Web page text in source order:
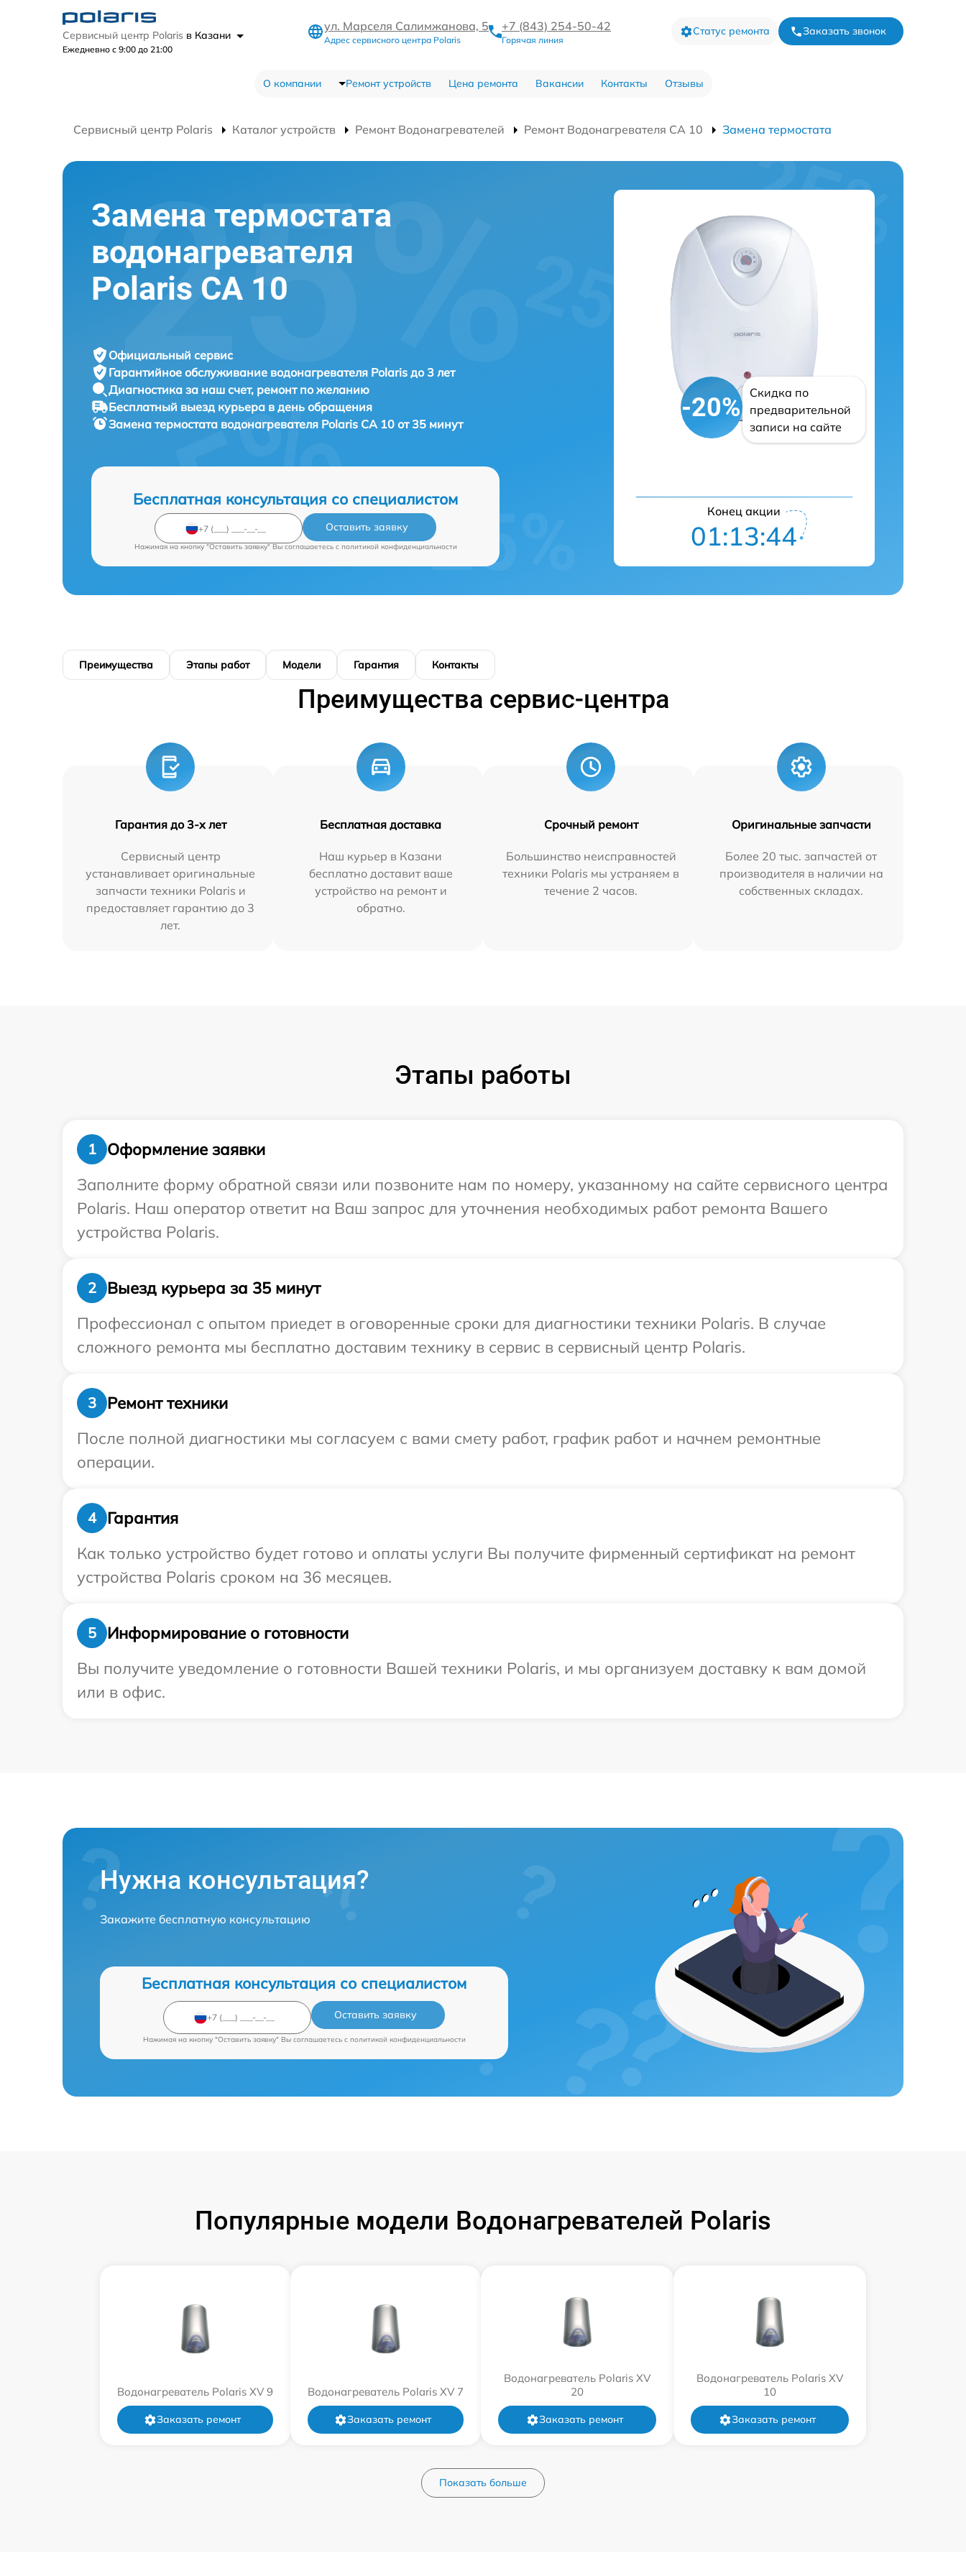
Сервисный центр Polaris в Казани
Ежедневно с 9:00 до 21:00
ул. Марселя Салимжанова, 5
Адрес сервисного центра Polaris
+7 (843) 254-50-42
Горячая линия
Статус ремонта Заказать звонок
О компании Ремонт устройств Цена ремонта Вакансии Контакты Отзывы
Сервисный центр Polaris Каталог устройств Ремонт Водонагревателей Ремонт Водонагревателя CA 10 Замена термостата
Замена термостата
водонагревателя
Polaris CA 10
Официальный сервис
Гарантийное обслуживание водонагревателя Polaris до 3 лет
Диагностика за наш счет, ремонт по желанию
Бесплатный выезд курьера в день обращения
Замена термостата водонагревателя Polaris CA 10 от 35 минут
Бесплатная консультация со специалистом
Оставить заявку
Нажимая на кнопку "Оставить заявку" Вы соглашаетесь c политикой конфиденциальности
-20%
Скидка по
предварительной
записи на сайте
Конец акции
01:13:43
Преимущества Этапы работ Модели Гарантия Контакты
Преимущества сервис-центра
Гарантия до 3-х лет
Сервисный центр
устанавливает оригинальные
запчасти техники Polaris и
предоставляет гарантию до 3
лет.
Бесплатная доставка
Наш курьер в Казани
бесплатно доставит ваше
устройство на ремонт и
обратно.
Срочный ремонт
Большинство неисправностей
техники Polaris мы устраняем в
течение 2 часов.
Оригинальные запчасти
Более 20 тыс. запчастей от
производителя в наличии на
собственных складах.
Этапы работы
1
Оформление заявки
Заполните форму обратной связи или позвоните нам по номеру, указанному на сайте сервисного центра
Polaris. Наш оператор ответит на Ваш запрос для уточнения необходимых работ ремонта Вашего
устройства Polaris.
2
Выезд курьера за 35 минут
Профессионал с опытом приедет в оговоренные сроки для диагностики техники Polaris. В случае
сложного ремонта мы бесплатно доставим технику в сервис в сервисный центр Polaris.
3
Ремонт техники
После полной диагностики мы согласуем с вами смету работ, график работ и начнем ремонтные
операции.
4
Гарантия
Как только устройство будет готово и оплаты услуги Вы получите фирменный сертификат на ремонт
устройства Polaris сроком на 36 месяцев.
5
Информирование о готовности
Вы получите уведомление о готовности Вашей техники Polaris, и мы организуем доставку к вам домой
или в офис.
Нужна консультация?
Закажите бесплатную консультацию
Бесплатная консультация со специалистом
Оставить заявку
Нажимая на кнопку "Оставить заявку" Вы соглашаетесь c политикой конфиденциальности
Популярные модели Водонагревателей Polaris
Водонагреватель Polaris XV 9
Заказать ремонт
Водонагреватель Polaris XV 7
Заказать ремонт
Водонагреватель Polaris XV
20
Заказать ремонт
Водонагреватель Polaris XV
10
Заказать ремонт
Показать больше